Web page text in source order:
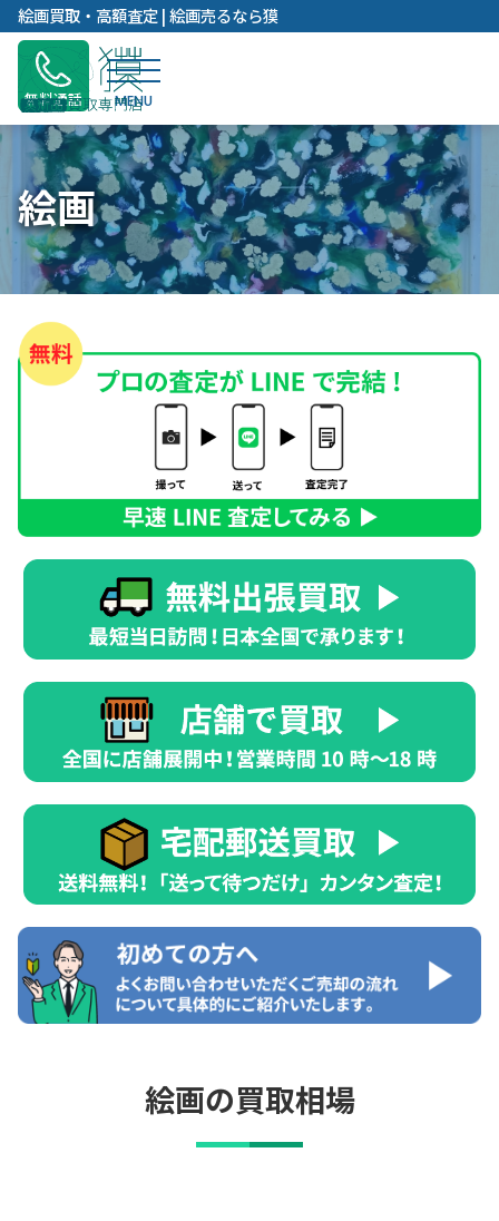
内
容
キ
ッ
プ
絵画買取・高額査定 | 絵画売るなら獏
無料通話
絵画
絵画の買取相場